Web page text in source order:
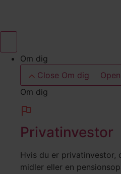
indhold
Om dig
Close Om dig
Om dig
Privatinvestor
Hvis du er privatinvestor,
midler eller en